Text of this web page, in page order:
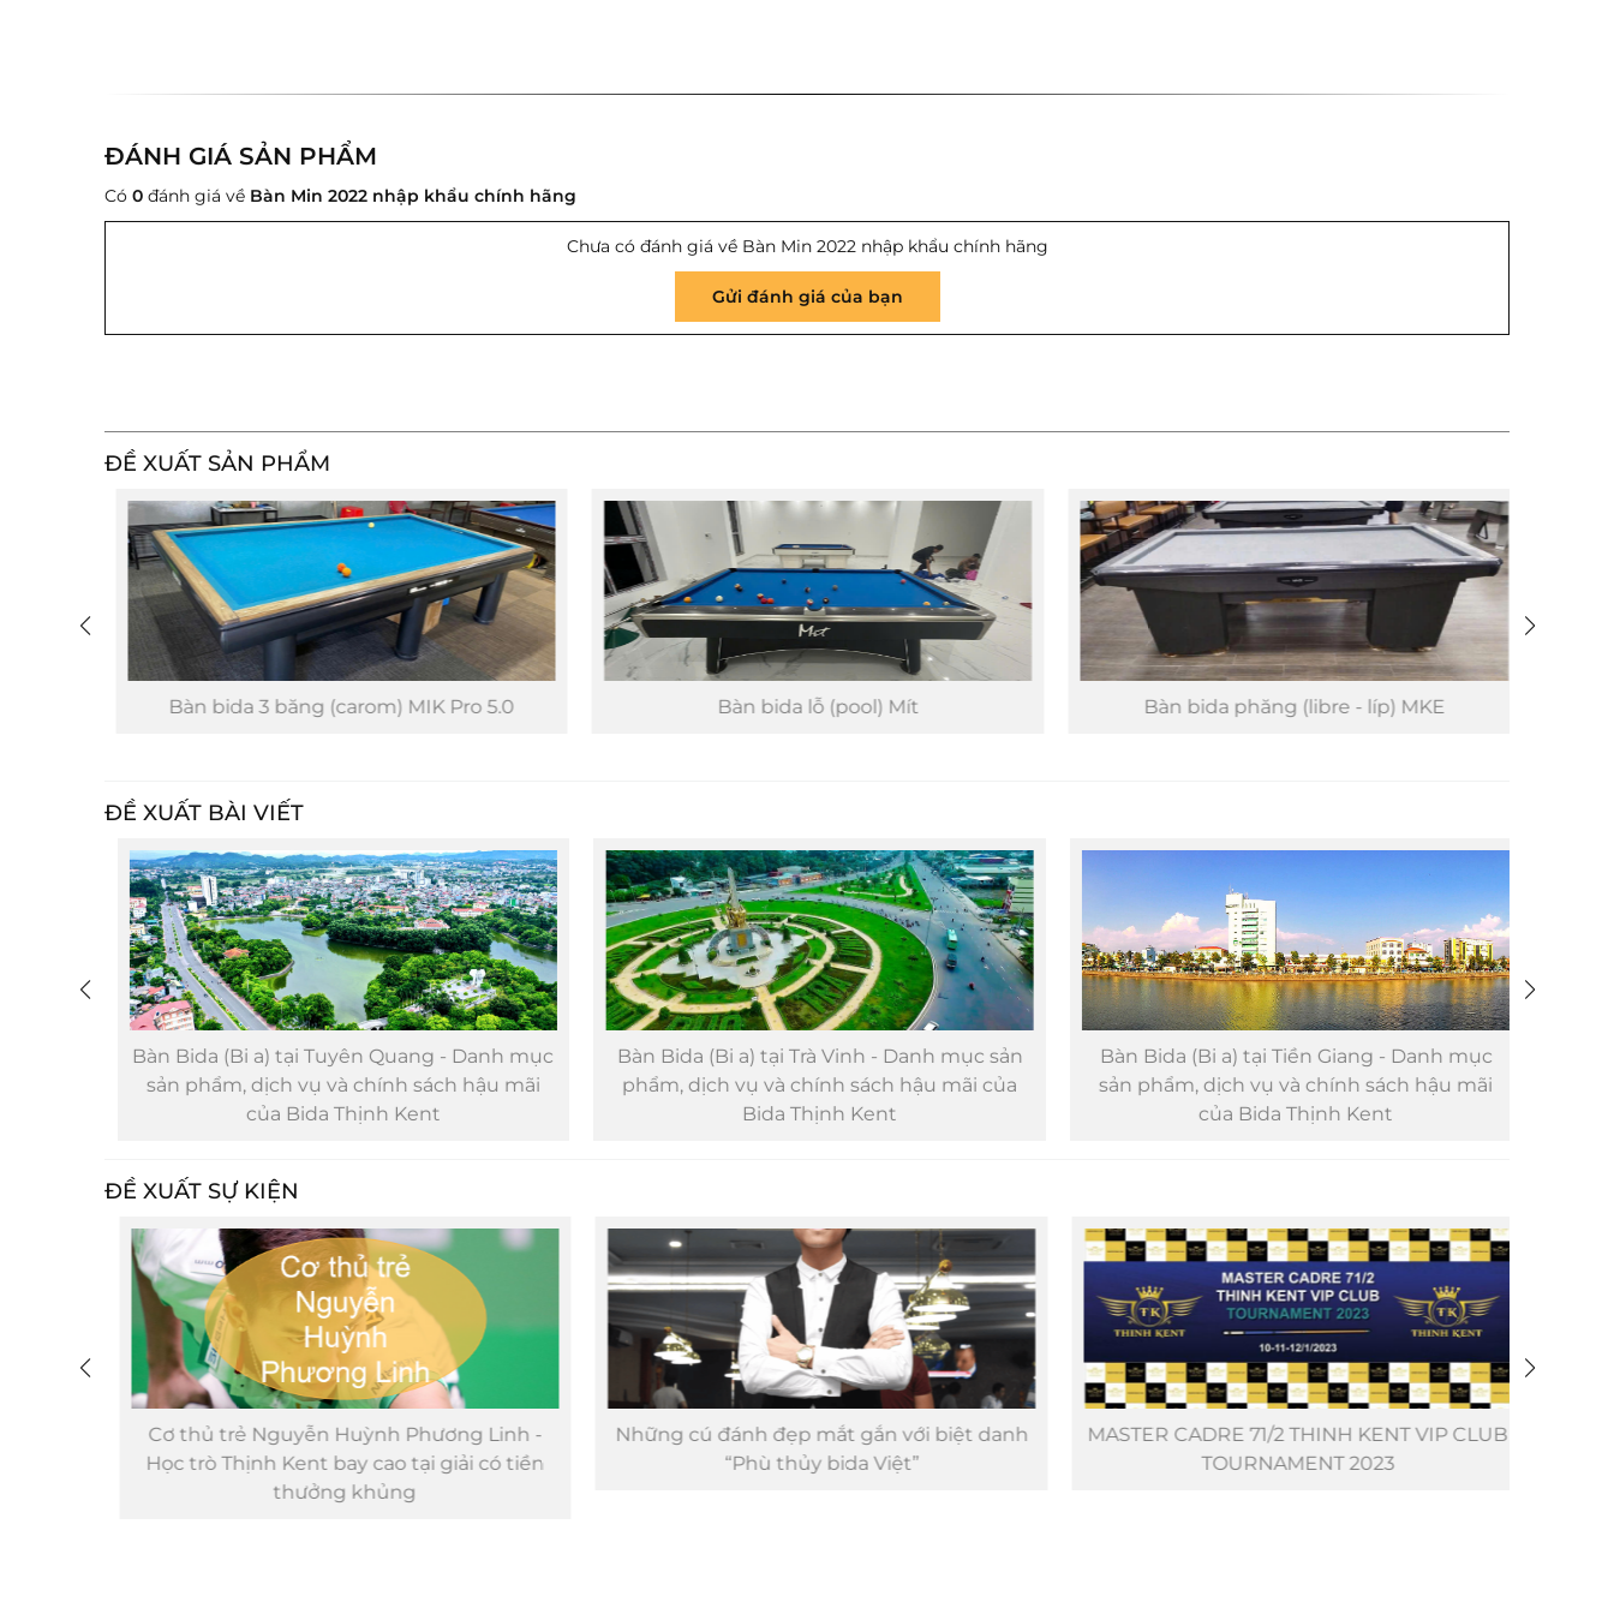
ĐÁNH GIÁ SẢN PHẨM
Có 0 đánh giá về Bàn Min 2022 nhập khẩu chính hãng
Chưa có đánh giá về Bàn Min 2022 nhập khẩu chính hãng
Gửi đánh giá của bạn
ĐỀ XUẤT SẢN PHẨM
Bàn bida 3 băng (carom) MIK Pro 5.0 Bàn bida lỗ (pool) Mít Bàn bida phăng (libre - líp) MKE
ĐỀ XUẤT BÀI VIẾT
Bàn Bida (Bi a) tại Tuyên Quang - Danh mục
sản phẩm, dịch vụ và chính sách hậu mãi
của Bida Thịnh Kent
Bàn Bida (Bi a) tại Trà Vinh - Danh mục sản
phẩm, dịch vụ và chính sách hậu mãi của
Bida Thịnh Kent
Bàn Bida (Bi a) tại Tiền Giang - Danh mục
sản phẩm, dịch vụ và chính sách hậu mãi
của Bida Thịnh Kent
ĐỀ XUẤT SỰ KIỆN
Cơ thủ trẻ Nguyễn Huỳnh Phương Linh -
Học trò Thịnh Kent bay cao tại giải có tiền
thưởng khủng
Những cú đánh đẹp mắt gắn với biệt danh
“Phù thủy bida Việt”
MASTER CADRE 71/2 THINH KENT VIP CLUB
TOURNAMENT 2023